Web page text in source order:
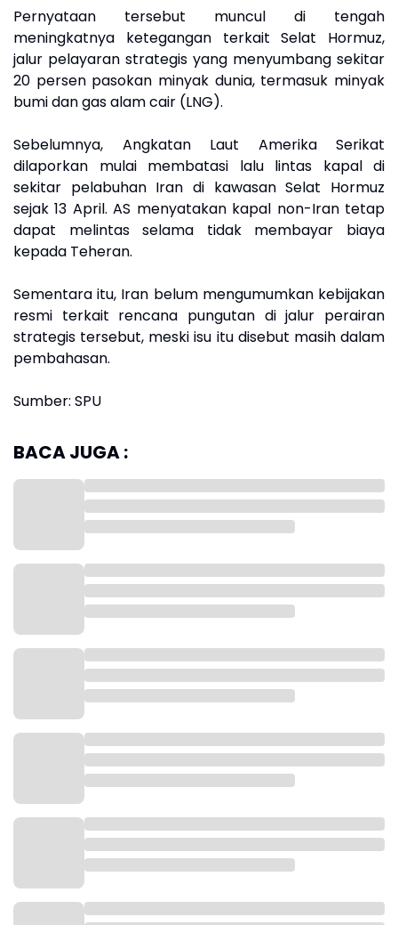
Pernyataan tersebut muncul di tengah
meningkatnya ketegangan terkait Selat Hormuz,
jalur pelayaran strategis yang menyumbang sekitar
20 persen pasokan minyak dunia, termasuk minyak
bumi dan gas alam cair (LNG).
Sebelumnya, Angkatan Laut Amerika Serikat
dilaporkan mulai membatasi lalu lintas kapal di
sekitar pelabuhan Iran di kawasan Selat Hormuz
sejak 13 April. AS menyatakan kapal non-Iran tetap
dapat melintas selama tidak membayar biaya
kepada Teheran.
Sementara itu, Iran belum mengumumkan kebijakan
resmi terkait rencana pungutan di jalur perairan
strategis tersebut, meski isu itu disebut masih dalam
pembahasan.
Sumber: SPU
BACA JUGA :